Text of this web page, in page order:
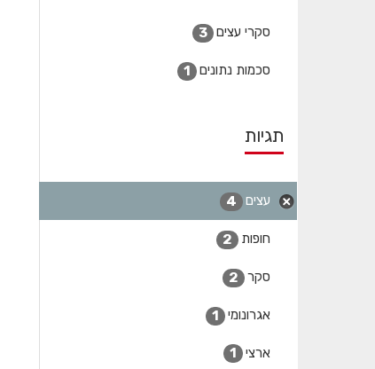
סקרי עצים 3
סכמות נתונים 1
תגיות
עצים 4
חופות 2
סקר 2
אגרונומי 1
ארצי 1